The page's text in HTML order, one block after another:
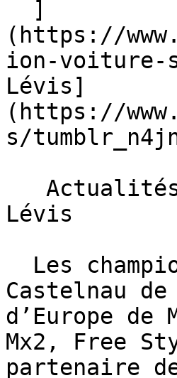
(https://
ion-voiture-
Lévis]
(https://
s/
Lévis
Castelnau
d’Europe de
Mx2, Free
partenaire